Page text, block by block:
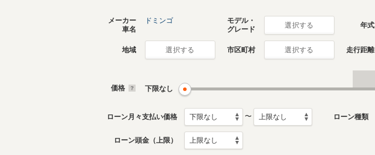
生産モデル
ドミンゴのカタログを見る
メーカー
車名
ドミンゴ
モデル・
グレード
選択する 年式
地域 選択する 市区町村 選択する 走行距離
価格 下限なし
ローン月々支払い価格 〜 ローン種類
ローン頭金（上限）